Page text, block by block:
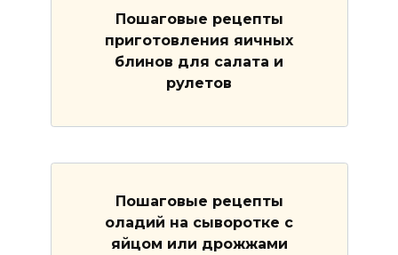
Пошаговые рецепты
приготовления яичных
блинов для салата и
рулетов
Пошаговые рецепты
оладий на сыворотке с
яйцом или дрожжами